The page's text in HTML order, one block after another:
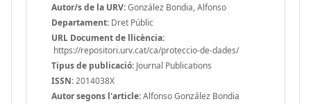
Autor/s de la URV:González Bondia, Alfonso
Departament: Dret Públic
URL Document de llicència:
https://repositori.urv.cat/ca/proteccio-de-dades/
Tipus de publicació: Journal Publications
ISSN:2014038X
Autor segons l'article:Alfonso González Bondia